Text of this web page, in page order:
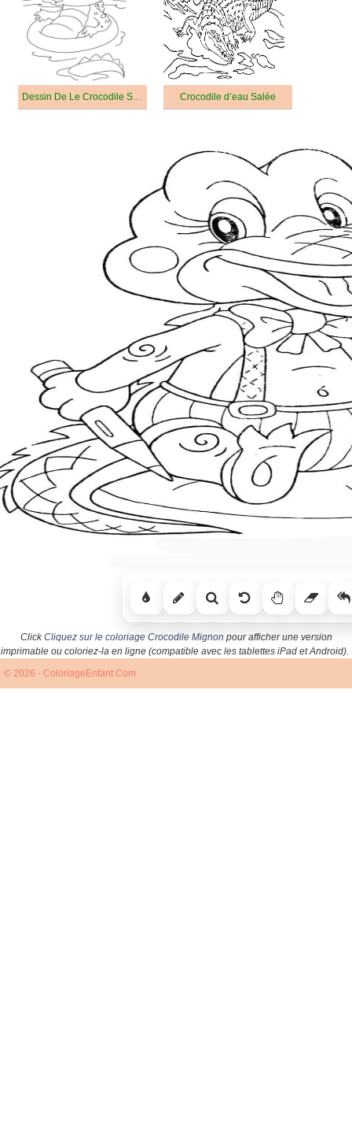
Dessin De Le Crocodile Se Détend Crocodile d’eau Salée
ClickCliquez sur le coloriage Crocodile Mignon pour afficher une version
imprimable ou coloriez-la en ligne (compatible avec les tablettes iPad et Android).
© 2026 - ColoriageEnfant.Com